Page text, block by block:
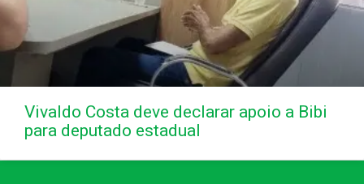
Vivaldo Costa deve declarar apoio a Bibi
para deputado estadual